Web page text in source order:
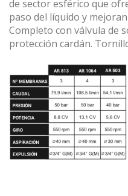
de sector esférico que
paso del líquido y
Completo con válvula de
protección cardán.